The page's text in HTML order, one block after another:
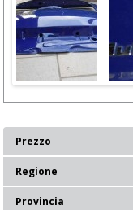
Prezzo
Regione
Provincia